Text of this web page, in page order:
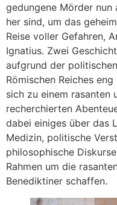
gedungene Mörder
her sind, um das
Reise voller Gefahren,
Ignatius. Zwei
aufgrund der
Römischen Reiches
sich zu einem rasanten
recherchierten
dabei einiges über das
Medizin, politische
philosophische
Rahmen um die
Benediktiner schaffen.